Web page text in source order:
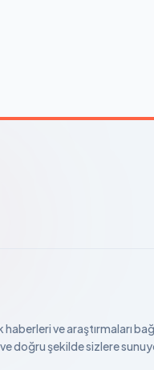
ve araştırmaları
doğru şekilde sizlere